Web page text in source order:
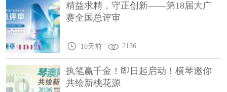
精益求精，守正创新——第18届大广
赛全国总评审
10天前 2136
执笔赢千金！即日起启动！横琴邀你
共绘新桃花源